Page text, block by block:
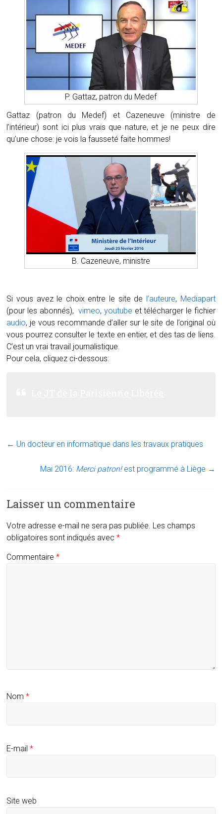
P. Gattaz, patron du Medef
Gattaz (patron du Medef) et Cazeneuve (ministre de
l’intérieur) sont ici plus vrais que nature, et je ne peux dire
qu’une chose: je vois la fausseté faite hommes!
B. Cazeneuve, ministre
Si vous avez le choix entre le site de l’auteure, Mediapart
(pour les abonnés),vimeo, youtube et télécharger le fichier
audio, je vous recommande d’aller sur le site de l’original où
vous pourrez consulter le texte en entier, et des tas de liens.
C’est un vrai travail journalistique.
Pour cela, cliquez ci-dessous:
← Un docteur en informatique dans les travaux pratiques
Mai 2016: Merci patron!est programmé à Liège →
Laisser un commentaire
Votre adresse e-mail ne sera pas publiée. Les champs
obligatoires sont indiqués avec*
Commentaire*
Nom*
E-mail*
Site web